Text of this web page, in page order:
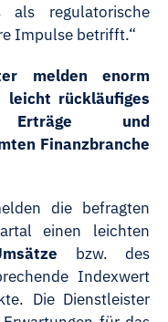
als regulatorische
Impulse betrifft.“
melden enorm
leicht rückläufiges
Erträge und
Finanzbranche
die befragten
einen leichten
bzw. des
Indexwert
Die Dienstleister